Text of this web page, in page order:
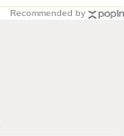
Recommended by